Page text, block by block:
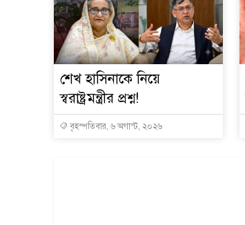
শেখ হাসিনাকে নিয়ে
স্বরাষ্ট্রমন্ত্রীর প্রশ্ন!
বৃহস্পতিবার, ৬ অগাস্ট, ২০২৬